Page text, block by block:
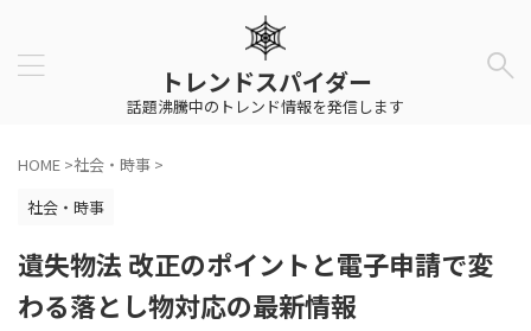
トレンドスパイダー
話題沸騰中のトレンド情報を発信します
HOME >社会・時事 >
社会・時事
遺失物法 改正のポイントと電子申請で変
わる落とし物対応の最新情報